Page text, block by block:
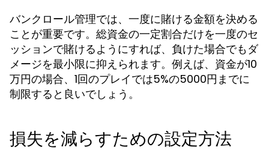
バンクロール管理では、一度に賭ける金額を決める
ことが重要です。総資金の一定割合だけを一度のセ
ッションで賭けるようにすれば、負けた場合でもダ
メージを最小限に抑えられます。例えば、資金が10
万円の場合、1回のプレイでは5%の5000円までに
制限すると良いでしょう。
損失を減らすための設定方法